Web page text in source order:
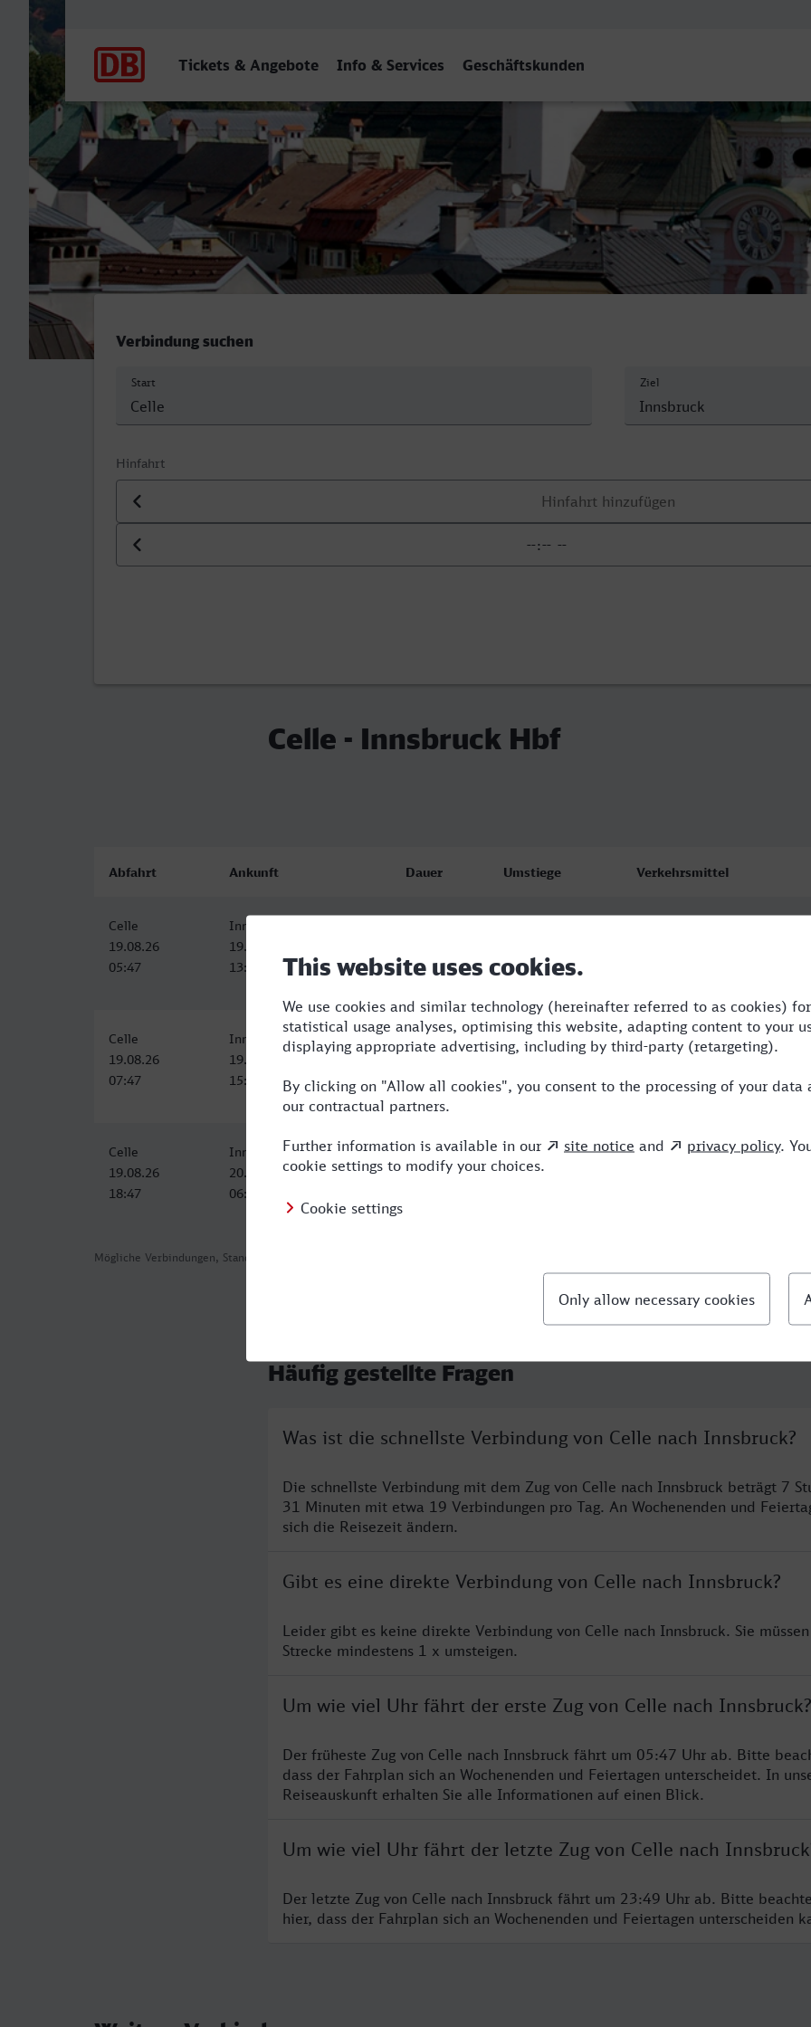
Tickets & Angebote Info & Services Geschäftskunden
Celle - Innsbruck Hbf
Verbindung suchen
Start Ziel
Hinfahrt
Datum der Hinfahrt
Uhrzeit der Hinfahrt
Celle - Innsbruck Hbf
Mögliche Verbindungen, Stand: 2026-08-05 02:47
Abfahrt Ankunft Dauer Umstiege Verkehrsmittel
Celle
19.08.26
05:47
Innsbruck Hbf
19.08.26
13:18
Celle
19.08.26
07:47
Innsbruck Hbf
19.08.26
15:18
7:31 RE,RJ,ICE
Celle
19.08.26
18:47
Innsbruck Hbf
20.08.26
06:40
11:53 4 BRB,REX,ME,ICE
Häufig gestellte Fragen
Was ist die schnellste Verbindung von Celle nach Innsbruck?
Die schnellste Verbindung mit dem Zug von Celle nach Innsbruck beträgt 7
31 Minuten mit etwa 19 Verbindungen pro Tag. An Wochenenden und
sich die Reisezeit ändern.
Gibt es eine direkte Verbindung von Celle nach Innsbruck?
Leider gibt es keine direkte Verbindung von Celle nach Innsbruck. Sie
Strecke mindestens 1 x umsteigen.
Um wie viel Uhr fährt der erste Zug von Celle nach Innsbruck?
Der früheste Zug von Celle nach Innsbruck fährt um 05:47 Uhr ab. Bitte
dass der Fahrplan sich an Wochenenden und Feiertagen unterscheidet. In
Reiseauskunft erhalten Sie alle Informationen auf einen Blick.
Um wie viel Uhr fährt der letzte Zug von Celle nach
Der letzte Zug von Celle nach Innsbruck fährt um 23:49 Uhr ab. Bitte
hier, dass der Fahrplan sich an Wochenenden und Feiertagen unterscheiden